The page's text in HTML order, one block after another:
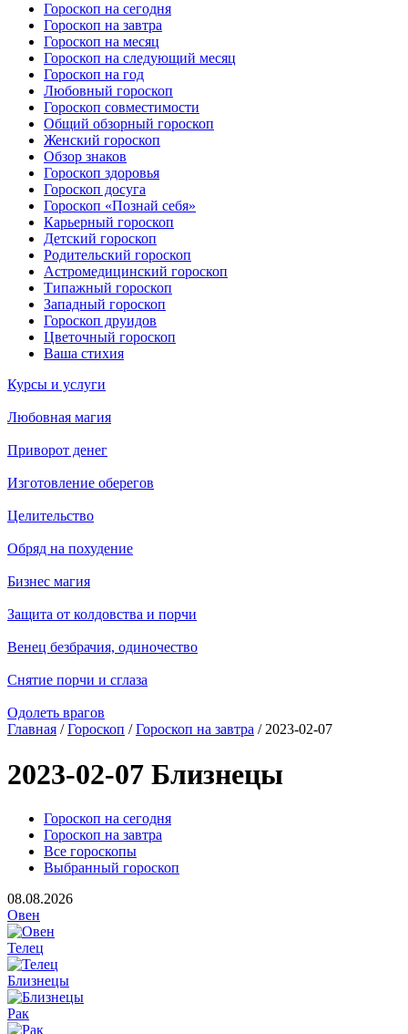
Гороскоп на сегодня
Гороскоп на завтра
Гороскоп на месяц
Гороскоп на следующий месяц
Гороскоп на год
Любовный гороскоп
Гороскоп совместимости
Общий обзорный гороскоп
Женский гороскоп
Обзор знаков
Гороскоп здоровья
Гороскоп досуга
Гороскоп «Познай себя»
Карьерный гороскоп
Детский гороскоп
Родительский гороскоп
Астромедицинский гороскоп
Типажный гороскоп
Западный гороскоп
Гороскоп друидов
Цветочный гороскоп
Ваша стихия
Курсы и услуги
Любовная магия
Приворот денег
Изготовление оберегов
Целительство
Обряд на похудение
Бизнес магия
Защита от колдовства и порчи
Венец безбрачия, одиночество
Снятие порчи и сглаза
Одолеть врагов
Главная /Гороскоп /Гороскоп на завтра / 2023-02-07
2023-02-07 Близнецы
Гороскоп на сегодня
Гороскоп на завтра
Все гороскопы
Выбранный гороскоп
08.08.2026
Овен
Телец
Близнецы
Рак